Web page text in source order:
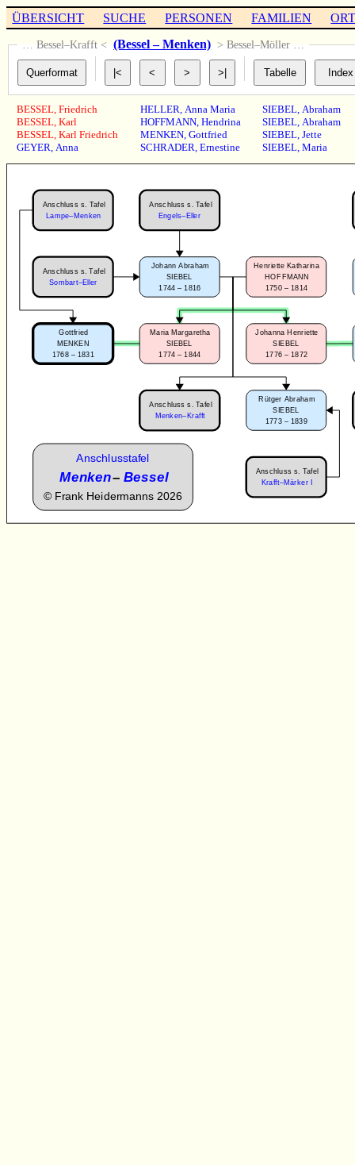
ÜBERSICHT SUCHE PERSONEN FAMILIEN
… Bessel–Krafft < (Bessel – Menken) > Bessel–Möller …
BESSEL,Friedrich
BESSEL,Karl
BESSEL,Karl Friedrich
GEYER,Anna
HELLER, Anna Maria
HOFFMANN, Hendrina
MENKEN, Gottfried
SCHRADER, Ernestine
SIEBEL, Abraham
SIEBEL, Abraham
SIEBEL, Jette
SIEBEL, Maria
Johann Abraham
SIEBEL
1744 – 1816
Henriette Katharina
HOFFMANN
1750 – 1814
Anschluss s. Tafel
Engels–Eller
Anschluss s. Tafel
Sombart–Eller
Anschlusstafel
Menken– Bessel
© Frank Heidermanns 2026
Maria Margaretha
SIEBEL
1774 – 1844
Gottfried
MENKEN
1768 – 1831
Rütger Abraham
SIEBEL
1773 – 1839
Anschluss s. Tafel
Krafft–Märker I
Anschluss s. Tafel
Menken–Krafft
Johanna Henriette
SIEBEL
1776 – 1872
Anschluss s. Tafel
Lampe–Menken